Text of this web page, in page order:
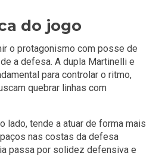
do jogo
o protagonismo com posse de
a defesa. A dupla Martinelli e
para controlar o ritmo,
quebrar linhas com
lado, tende a atuar de forma mais
nas costas da defesa
passa por solidez defensiva e